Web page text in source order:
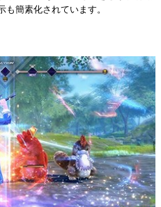
簡素化されています。